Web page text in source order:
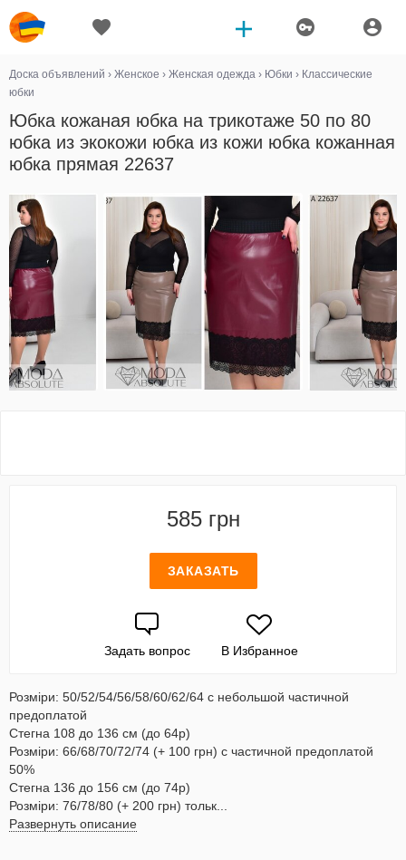
Доска объявлений › Женское › Женская одежда › Юбки › Классические
юбки
Юбка кожаная юбка на трикотаже 50 по 80
юбка из экокожи юбка из кожи юбка кожанная
юбка прямая 22637
585 грн
ЗАКАЗАТЬ
Задать вопрос В Избранное
Розміри: 50/52/54/56/58/60/62/64 с небольшой частичной
предоплатой
Стегна 108 до 136 см (до 64р)
Розміри: 66/68/70/72/74 (+ 100 грн) с частичной предоплатой
50%
Стегна 136 до 156 см (до 74р)
Розміри: 76/78/80 (+ 200 грн) тольк...
Развернуть описание